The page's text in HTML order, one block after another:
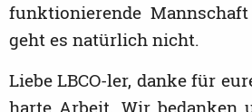
funktionierende
geht es natürlich nicht.
Liebe LBCO-ler, danke für